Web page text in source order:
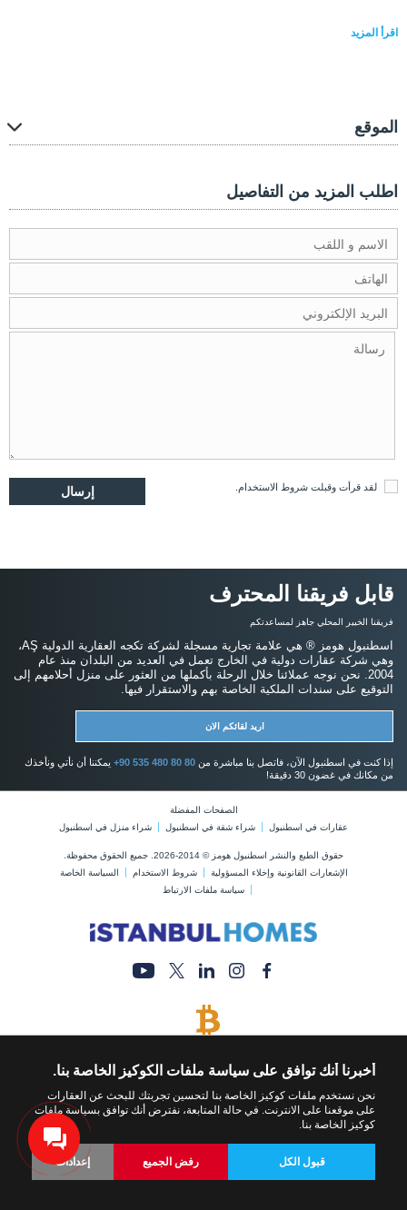
اقرأ المزيد
الموقع
اطلب المزيد من التفاصيل
لقد قرأت وقبلت شروط الاستخدام
قابل فريقنا المحترف
فريقنا الخبير المحلي جاهز لمساعدتكم
اسطنبول هومز ® هي علامة تجارية مسجلة لشركة تكجه العقارية الدولية AŞ،
وهي شركة عقارات دولية في الخارج تعمل في العديد من البلدان منذ عام
2004. نحن نوجه عملائنا خلال الرحلة بأكملها من العثور على منزل أحلامهم إلى
التوقيع على سندات الملكية الخاصة بهم والاستقرار فيها.
اريد لقائكم الان
إذا كنت في اسطنبول الآن، فاتصل بنا مباشرة من +90 535 480 80 80 يمكننا أن نأتي ونأخذك
من مكانك في غضون 30 دقيقة!
الصفحات المفضلة
عقارات في اسطنبول
شراء شقة في اسطنبول شراء منزل في اسطنبول
حقوق الطبع والنشر اسطنبول هومز © 2014-2026. جميع الحقوق محفوظة.
الإشعارات القانونية وإخلاء المسؤولية
شروط الاستخدام
السياسة الخاصة
سياسة ملفات الارتباط
قم بشراء أي عقار عن طريق الدفع بالبيتكوين
أخبرنا أنك توافق على سياسة ملفات الكوكيز الخاصة بنا.
نحن نستخدم ملفات كوكيز الخاصة بنا لتحسين تجربتك للبحث عن العقارات
على موقعنا على الانترنت. في حالة المتابعة، نفترض أنك توافق بسياسة ملفات
كوكيز الخاصة بنا.
قبول الكل رفض الجميع إعدادات